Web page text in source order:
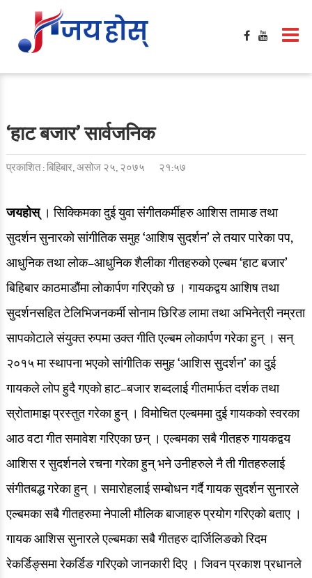
‘हाट बजार’ सार्वजनिक
प्रकाशित : बिहिबार, असोज २५, २०७५ २१:५७
जयहोस्। सिक्किमका दुई युवा संगीतकर्मीहरु आशिस तामाङ तथा
सुदर्शन सुनारको सांगीतिक समुह ‘आशिष सुदर्शन’ ले तयार पारेका पप,
आधुनिक तथा लोक–आधुनिक शैलीका गीतहरुको एल्बम ‘हाट बजार’
बिहिबार काठमाडौंमा लोकार्पण गरिएको छ । गायकद्वय आशिष तथा
सुदर्शनसहित टेलिभिजनकर्मी सोनाम छिरिङ लामा तथा अभिनेत्री नम्रता
सापकोटाले संयुक्त रुपमा उक्त गीति एल्बम लोकार्पण गरेका हुन् । सन्
२०१५ मा स्थापना भएको सांगीतिक समुह ‘आशिस सुदर्शन’ का दुई
गायकले लोप हुदै गएको हाट–बजार शब्दलाई गीतमार्फत दर्शक तथा
स्रोतामाझ प्रस्तुत गरेका हुन् । विमोचित एल्बममा दुई गायकको स्वरका
आठ वटा गीत समावेश गरिएका छन् । एल्बमका सबै गीतहरु गायकद्वय
आशिस र सुदर्शनले रचना गरेका हुन् भने उनीहरुले नै ती गीतहरुलाई
संगीतबद्ध गरेका हुन् । समारोहलाई सम्बोधन गर्दै गायक सुदर्शन सुनारले
एल्बमका सबै गीतहरुमा नेपाली मौलिक बाजाहरु प्रयोग गरिएको बताए ।
गायक आशिस सुनारले एल्बमका सबै गीतहरु दार्जिलिङको रिदम
रेकर्डिङ्समा रेकर्डिङ गरिएको जानकारी दिए । जिवन प्रकाश प्रधानले